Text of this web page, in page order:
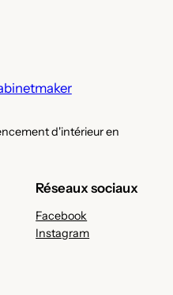
d'intérieur en
Réseaux sociaux
Facebook
Instagram